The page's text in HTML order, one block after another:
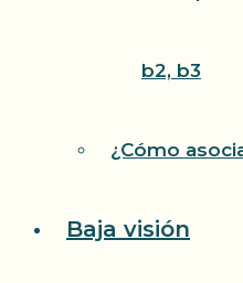
b2, b3
¿Cómo
Baja visión